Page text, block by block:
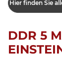
Hier finden Sie
DDR 5